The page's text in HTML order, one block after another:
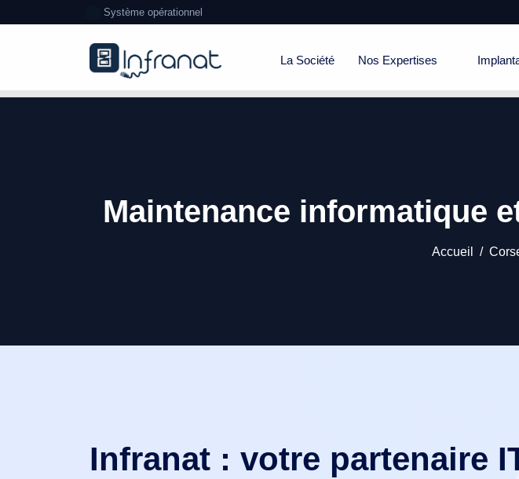
Système opérationnel
La Société Nos Expertises
Maintenance informatique
Accueil
Infranat : votre partenaire